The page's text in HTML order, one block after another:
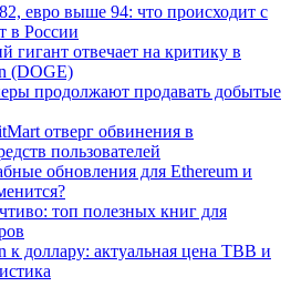
евро выше 94: что происходит с
в России
гигант отвечает на критику в
(DOGE)
продолжают продавать добытые
отверг обвинения в
пользователей
обновления для Ethereum и
топ полезных книг для
к доллару: актуальная цена TBB и